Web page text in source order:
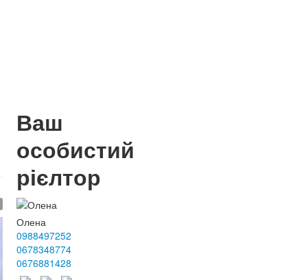
Ваш
особистий
рієлтор
Олена
0988497252
0678348774
0676881428